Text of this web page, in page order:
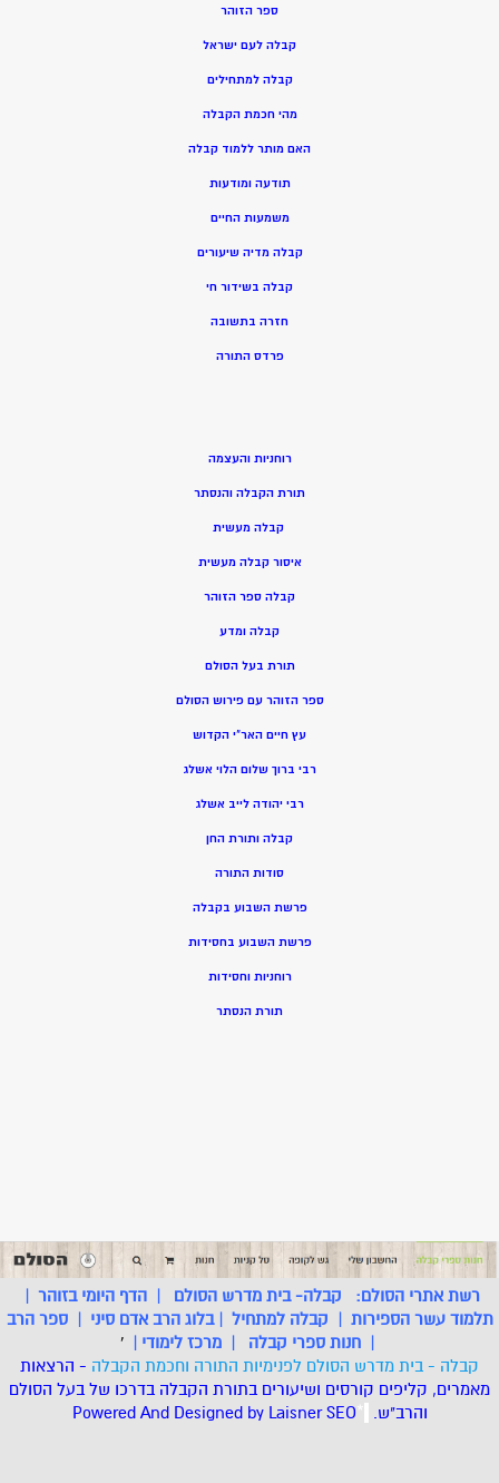
ספר הזוהר
קבלה לעם ישראל
קבלה למתחילים
מהי חכמת הקבלה
האם מותר ללמוד קבלה
תודעה ומודעות
משמעות החיים
קבלה מדיה שיעורים
קבלה בשידור חי
חזרה בתשובה
פרדס התורה
רוחניות והעצמה
תורת הקבלה והנסתר
קבלה מעשית
איסור קבלה מעשית
קבלה ספר הזוהר
קבלה ומדע
תורת בעל הסולם
ספר הזוהר עם פירוש הסולם
עץ חיים האר”י הקדוש
רבי ברוך שלום הלוי אשלג
רבי יהודה לייב אשלג
קבלה ותורת החן
סודות התורה
פרשת השבוע בקבלה
פרשת השבוע בחסידות
רוחניות וחסידות
תורת הנסתר
רשת אתרי הסולם: קבלה- בית מדרש הסולם |הדף היומי בזוהר |
תלמוד עשר הספירות | קבלה למתחיל |בלוג הרב אדם סיני |ספר הרב
| חנות ספרי קבלה | מרכז לימודי |
'
קבלה - בית מדרש הסולם לפנימיות התורה וחכמת הקבלה - הרצאות
מאמרים, קליפים קורסים ושיעורים בתורת הקבלה בדרכו של בעל הסולם
והרב"ש.
*
Powered And Designed by LaisnerSEO